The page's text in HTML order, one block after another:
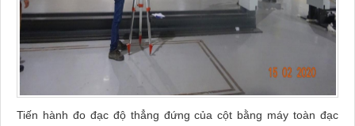
Tiến hành đo đạc độ thẳng đứng của cột bằng máy toàn đạc